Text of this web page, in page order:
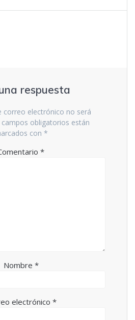
respuesta
correo electrónico no será
campos obligatorios están
con *
*
Nombre *
electrónico *